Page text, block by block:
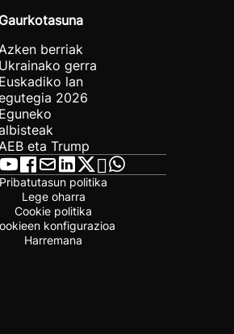
Gaurkotasuna
berriak
Ukrainako gerra
Euskadiko lan
2026
Eguneko
eta Trump
Pribatutasun politika
Lege oharra
Cookie politika
konfigurazioa
Harremana